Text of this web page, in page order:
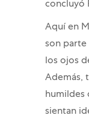
concluyó
Aquí en
son parte
los ojos
Además,
humildes
sientan